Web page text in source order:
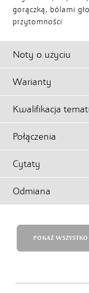
gorączką, bólami
przytomności
Noty o użyciu
Warianty
Kwalifikacja
Połączenia
Cytaty
Odmiana
POKAŻ WSZYSTKO